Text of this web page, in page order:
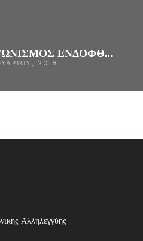
ΣΥΝΟΠΤΙΚΟΣ ΔΙΑΓΩΝΙΣΜΟΣ ΕΝΔΟΦΘΑΛΜΙΩΝ ΕΝΔΟΦΑΚΩΝ Γ.Ν.ΑΡΤΑΣ
2018
Αλληλεγγύης